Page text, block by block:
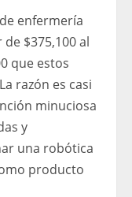
enfermería
$375,100 al
que estos
razón es casi
minuciosa
y
una robótica
producto